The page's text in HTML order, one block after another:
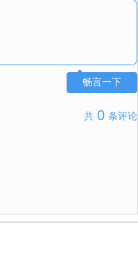
畅言一下
共 0 条评论